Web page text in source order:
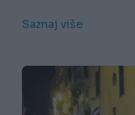
Saznaj više